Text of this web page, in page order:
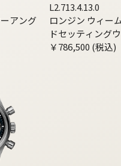
アング
L2.713.4.13.0
ロンジン ウィー
ドセッティング
￥786,500 (税込)